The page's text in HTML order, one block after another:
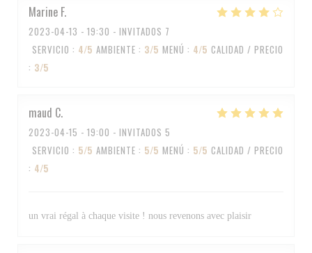
Marine F
2023-04-13 - 19:30 - INVITADOS 7
SERVICIO : 4/5 AMBIENTE : 3/5 MENÚ : 4/5 CALIDAD / PRECIO
: 3/5
maud C
2023-04-15 - 19:00 - INVITADOS 5
SERVICIO : 5/5 AMBIENTE : 5/5 MENÚ : 5/5 CALIDAD / PRECIO
: 4/5
un vrai régal à chaque visite ! nous revenons avec plaisir